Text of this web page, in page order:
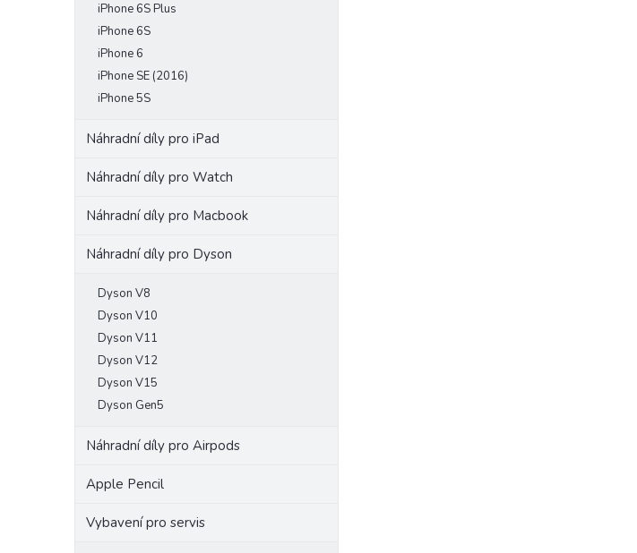
iPhone 6S Plus
iPhone 6S
iPhone 6
iPhone SE (2016)
iPhone 5S
Náhradní díly pro iPad
Náhradní díly pro Watch
Náhradní díly pro Macbook
Náhradní díly pro Dyson
Dyson V8
Dyson V10
Dyson V11
Dyson V12
Dyson V15
Dyson Gen5
Náhradní díly pro Airpods
Apple Pencil
Vybavení pro servis